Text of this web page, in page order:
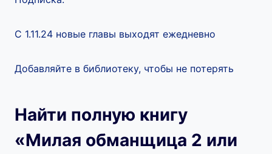
С 1.11.24 новые главы выходят ежедневно
Добавляйте в библиотеку, чтобы не потерять
Найти полную книгу
«Милая обманщица 2 или